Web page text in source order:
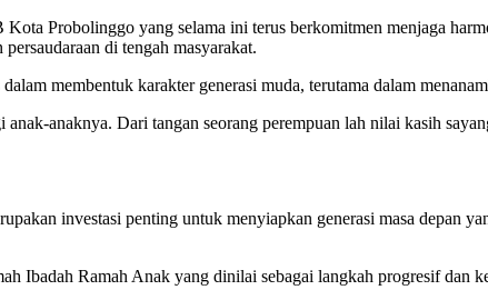
Probolinggo yang selama ini terus berkomitmen menjaga
di tengah masyarakat.
membentuk karakter generasi muda, terutama dalam
anaknya. Dari tangan seorang perempuan lah nilai kasih
investasi penting untuk menyiapkan generasi masa depan
Ibadah Ramah Anak yang dinilai sebagai langkah progresif dan